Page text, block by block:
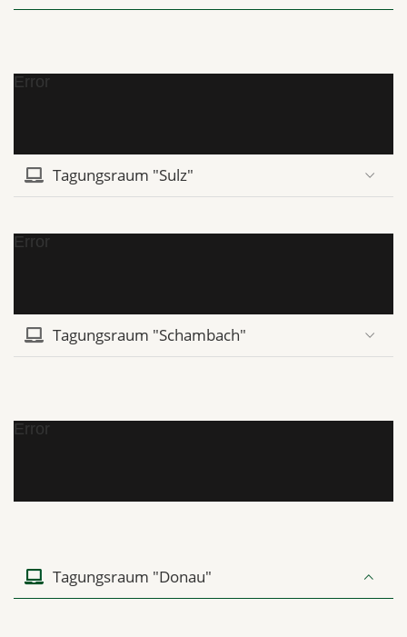
Error
Tagungsraum "Sulz"
Error
Tagungsraum "Schambach"
Error
Tagungsraum "Donau"